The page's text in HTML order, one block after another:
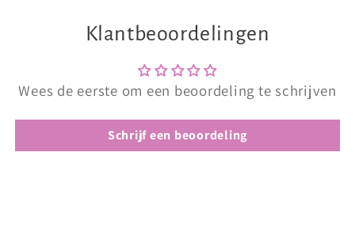
Klantbeoordelingen
Wees de eerste om een beoordeling te schrijven
Schrijf een beoordeling